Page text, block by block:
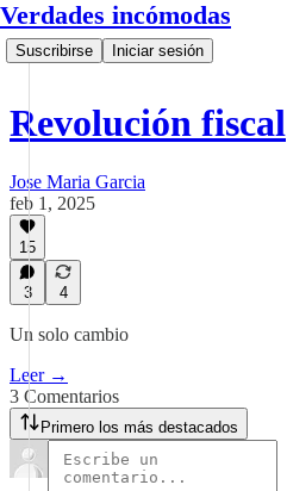
Verdades incómodas
Suscribirse Iniciar sesión
Revolución fiscal
Jose Maria Garcia
feb 1, 2025
15
3 4
Un solo cambio
Leer →
3 Comentarios
Primero los más destacados